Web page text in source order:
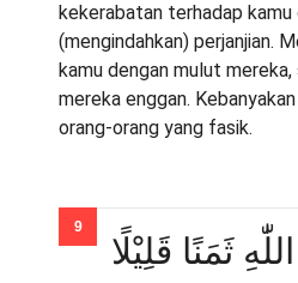
kekerabatan terhadap kamu
(mengindahkan) perjanjian.
kamu dengan mulut
mereka enggan.
orang-orang yang fasik.
ثَمَنًا قَلِيْلًا